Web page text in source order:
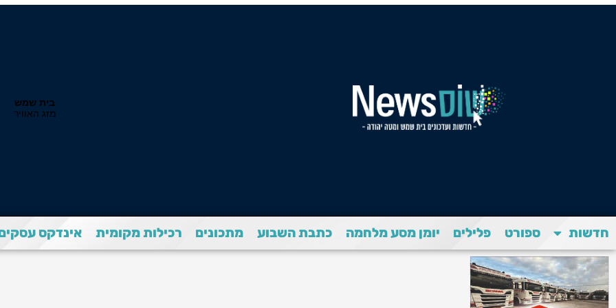
חדשות ספורט פלילים יומן מסע מלחמה כתבת השבוע מתכונים רכילות מקומית אינדקס